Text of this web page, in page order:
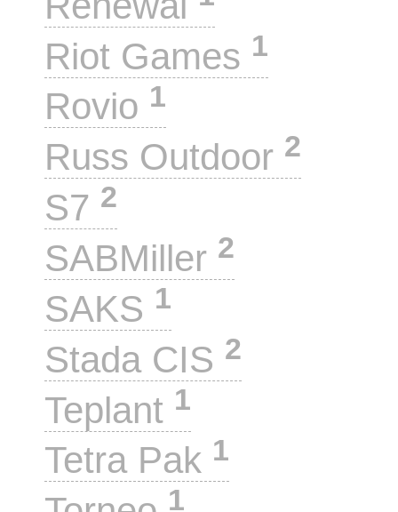
Riot Games 1
Rovio 1
Russ Outdoor 2
S7 2
SABMiller 2
SAKS 1
Stada CIS 2
Teplant 1
Tetra Pak 1
1